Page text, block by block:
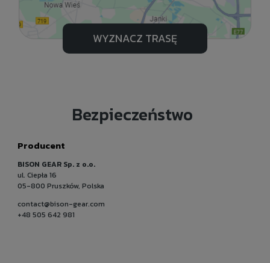
WYZNACZ TRASĘ
Bezpieczeństwo
Producent
BISON GEAR Sp. z o.o.
ul. Ciepła 16
05-800 Pruszków, Polska
contact@bison-gear.com
+48 505 642 981